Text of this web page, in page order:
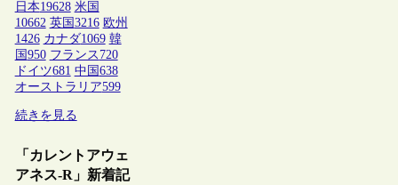
日本19628 米国
10662 英国 3216 欧州
1426 カナダ1069 韓
国 950 フランス 720
ドイツ681 中国 638
オーストラリア599
続きを見る
「カレントアウェ
アネス-R」新着記